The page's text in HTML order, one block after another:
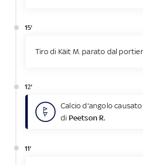
15'
Tiro di Käit M. parato dal
12'
Calcio d'angolo
di Peetson R.
11'